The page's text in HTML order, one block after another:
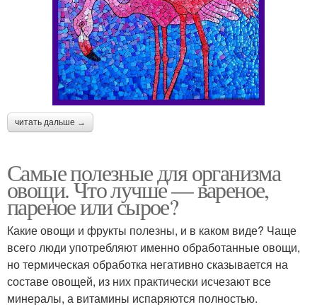
читать дальше →
Самые полезные для организма
овощи. Что лучше — вареное,
пареное или сырое?
Какие овощи и фрукты полезны, и в каком виде? Чаще
всего люди употребляют именно обработанные овощи,
но термическая обработка негативно сказывается на
составе овощей, из них практически исчезают все
минералы, а витамины испаряются полностью.